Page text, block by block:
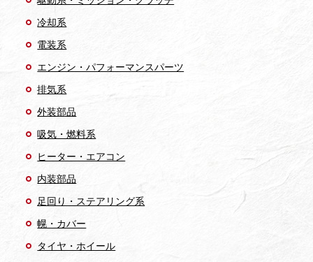
冷却系
電装系
エンジン・パフォーマンスパーツ
排気系
外装部品
吸気・燃料系
ヒーター・エアコン
内装部品
足回り・ステアリング系
幌・カバー
タイヤ・ホイール